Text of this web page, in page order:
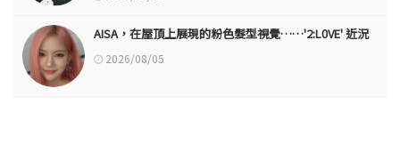
AISA，在屋頂上展現的粉色髮型視覺……'2:L0VE' 近況
2026/08/05